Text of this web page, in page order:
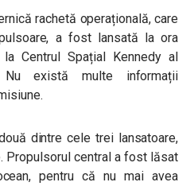
rachetă operațională, care
a fost lansată la ora
Centrul Spațial Kennedy al
Nu există multe informații
dintre cele trei lansatoare,
Propulsorul central a fost lăsat
pentru că nu mai avea